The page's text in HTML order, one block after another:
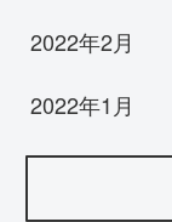
2022年2月
2022年1月